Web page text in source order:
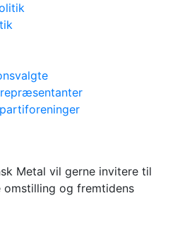
og
Metal vil gerne invitere til
og fremtidens